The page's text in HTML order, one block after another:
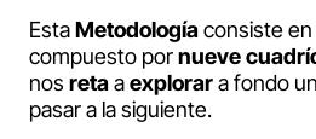
EstaMetodologíaconsiste
compuesto pornueve
nos retaaexplorara fondo
pasar a la siguiente.